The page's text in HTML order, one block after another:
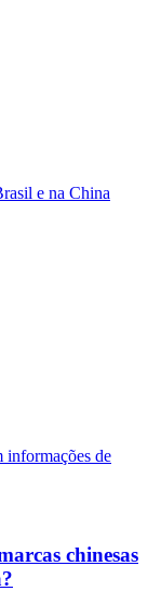
e na China
informações de
chinesas